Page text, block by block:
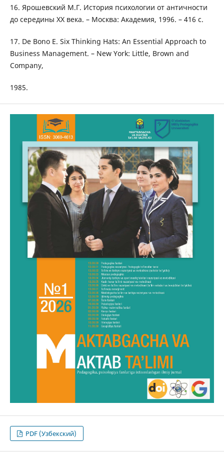
16. Ярошевский М.Г. История психологии от античности
до середины XX века. – Москва: Академия, 1996. – 416 с.
17. De Bono E. Six Thinking Hats: An Essential Approach to
Business Management. – New York: Little, Brown and
Company,
1985.
PDF (Узбекский)